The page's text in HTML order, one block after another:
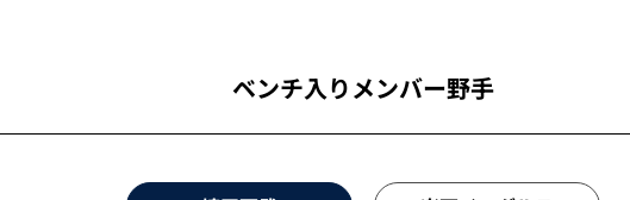
ベンチ入りメンバー野手